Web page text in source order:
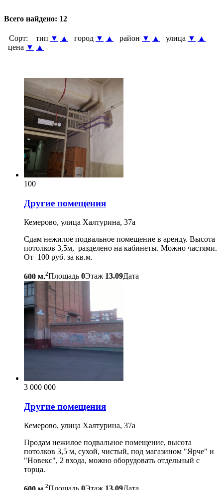
Всего найдено: 12
Сорт: тип ▼ ▲ город ▼ ▲ район ▼ ▲ улица ▼
▲
цена ▼ ▲
100
Другие помещения
Кемерово, улица Халтурина, 37а
Сдам нежилое подвальное помещение в аренду. Высота
потолков 3,5м, разделено на кабинеты. Можно частями.
От 100 руб. за кв.м.
600 м.2Площадь 0Этаж 13.09Дата
3 000 000
Другие помещения
Кемерово, улица Халтурина, 37а
Продам нежилое подвальное помещение, высота
потолков 3,5 м, сухой, чистый, под магазином "Ярче" и
"Новекс", 2 входа, можно оборудовать отдельный с
торца.
2